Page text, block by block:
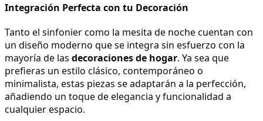
Integración Perfecta con tu Decoración
Tanto el sinfonier como la mesita de noche cuentan con
un diseño moderno que se integra sin esfuerzo con la
mayoría de las decoraciones de hogar. Ya sea que
prefieras un estilo clásico, contemporáneo o
minimalista, estas piezas se adaptarán a la perfección,
añadiendo un toque de elegancia y funcionalidad a
cualquier espacio.